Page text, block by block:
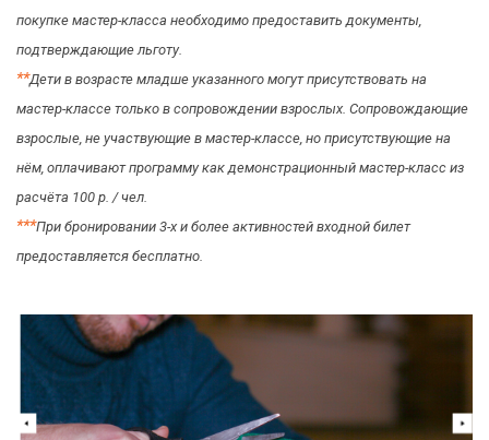
покупке мастер-класса необходимо предоставить документы,
подтверждающие льготу.
**Дети в возрасте младше указанного могут присутствовать на
мастер-классе только в сопровождении взрослых. Сопровождающие
взрослые, не участвующие в мастер-классе, но присутствующие на
нём, оплачивают программу как демонстрационный мастер-класс из
расчёта 100 р. / чел.
***При бронировании 3-х и более активностей входной билет
предоставляется бесплатно.